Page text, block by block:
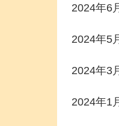
2024年6
2024年5
2024年3
2024年1